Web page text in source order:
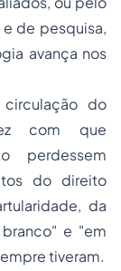
de pesquisa,
avança nos
do
com que
perdessem
do direito
da
e "em
tiveram.